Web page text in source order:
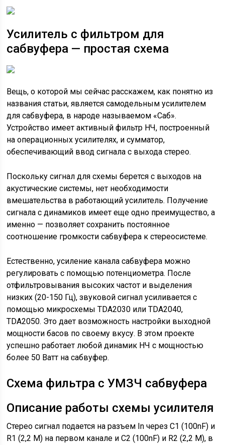
Усилитель с фильтром для
сабвуфера — простая схема
Вещь, о которой мы сейчас расскажем, как понятно из
названия статьи, является самодельным усилителем
для сабвуфера, в народе называемом «Саб».
Устройство имеет активный фильтр НЧ, построенный
на операционных усилителях, и сумматор,
обеспечивающий ввод сигнала с выхода стерео.
Поскольку сигнал для схемы берется с выходов на
акустические системы, нет необходимости
вмешательства в работающий усилитель. Получение
сигнала с динамиков имеет еще одно преимущество, а
именно — позволяет сохранить постоянное
соотношение громкости сабвуфера к стереосистеме.
Естественно, усиление канала сабвуфера можно
регулировать с помощью потенциометра. После
отфильтровывания высоких частот и выделения
низких (20-150 Гц), звуковой сигнал усиливается с
помощью микросхемы TDA2030 или TDA2040,
TDA2050. Это дает возможность настройки выходной
мощности басов по своему вкусу. В этом проекте
успешно работает любой динамик НЧ с мощностью
более 50 Ватт на сабвуфер.
Схема фильтра с УМЗЧ сабвуфера
Описание работы схемы усилителя
Стерео сигнал подается на разъем In через C1 (100nF) и
R1 (2,2 М) на первом канале и C2 (100nF) и R2 (2,2 М), в